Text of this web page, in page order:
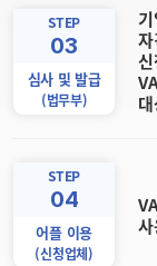
STEP
03
심사 및 발급
(법무부)
STEP
04
어플 이용
(신청업체)